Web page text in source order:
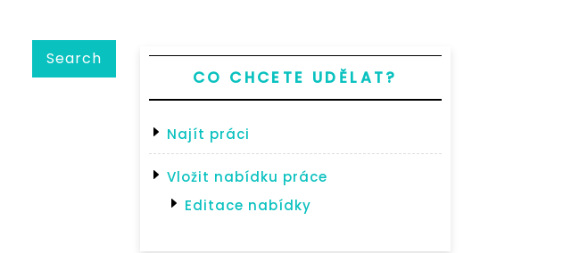
Search
CO CHCETE UDĚLAT?
Najít práci
Vložit nabídku práce
Editace nabídky